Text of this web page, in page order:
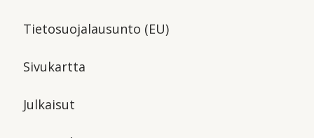
Tietosuojalausunto (EU)
Sivukartta
Julkaisut